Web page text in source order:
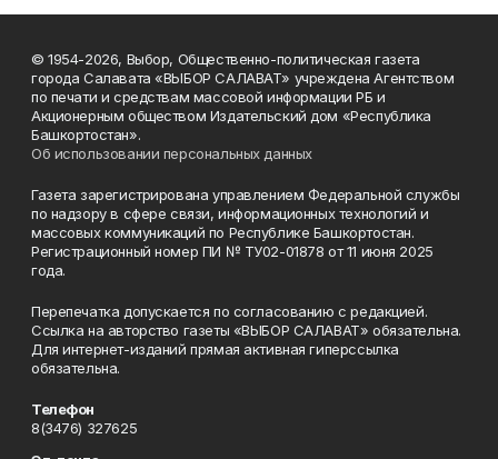
© 1954-2026, Выбор, Общественно-политическая газета
города Салавата «ВЫБОР САЛАВАТ» учреждена Агентством
по печати и средствам массовой информации РБ и
Акционерным обществом Издательский дом «Республика
Башкортостан».
Об использовании персональных данных
Газета зарегистрирована управлением Федеральной службы
по надзору в сфере связи, информационных технологий и
массовых коммуникаций по Республике Башкортостан.
Регистрационный номер ПИ № ТУ02-01878 от 11 июня 2025
года.
Перепечатка допускается по согласованию с редакцией.
Ссылка на авторство газеты «ВЫБОР САЛАВАТ» обязательна.
Для интернет-изданий прямая активная гиперссылка
обязательна.
Телефон
8(3476) 327625